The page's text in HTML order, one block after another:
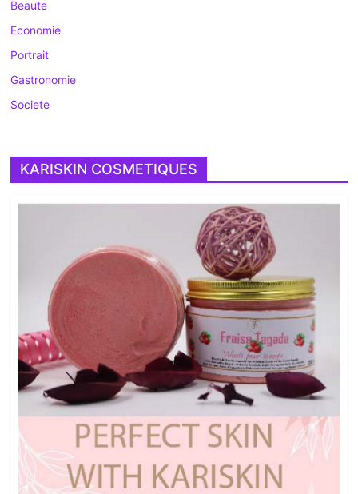
Beaute
Economie
Portrait
Gastronomie
Societe
KARISKIN COSMETIQUES